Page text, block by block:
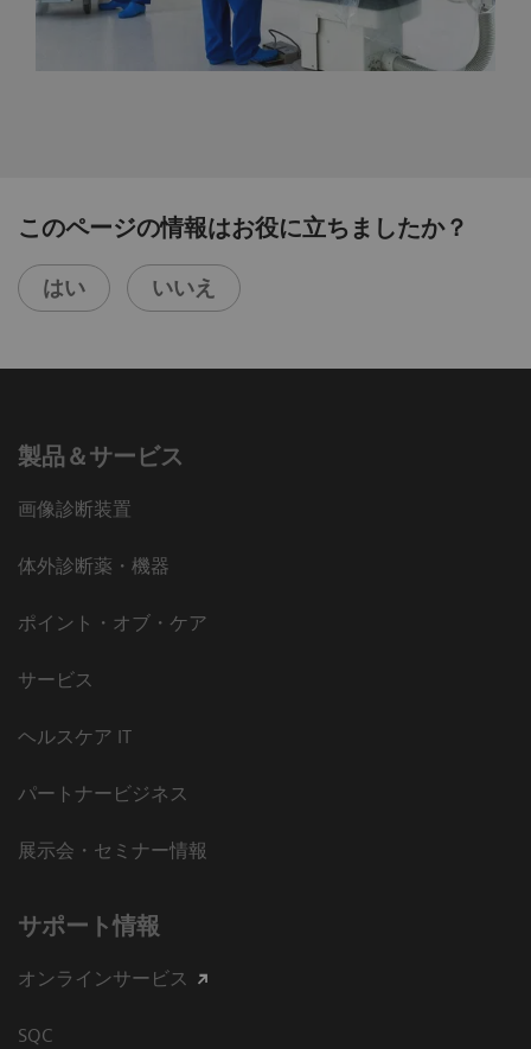
このページの情報はお役に立ちましたか？
はい いいえ
製品＆サービス
画像診断装置
体外診断薬・機器
ポイント・オブ・ケア
サービス
ヘルスケア IT
パートナービジネス
展示会・セミナー情報
サポート情報
オンラインサービス
SQC